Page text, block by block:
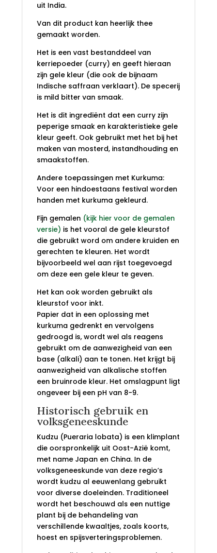
uit India.
Van dit product kan heerlijk thee
gemaakt worden.
Het is een vast bestanddeel van
kerriepoeder (curry) en geeft hieraan
zijn gele kleur (die ook de bijnaam
Indische saffraan verklaart). De specerij
is mild bitter van smaak.
Het is dit ingrediënt dat een curry zijn
peperige smaak en karakteristieke gele
kleur geeft. Ook gebruikt met het bij het
maken van mosterd, instandhouding en
smaakstoffen.
Andere toepassingen met Kurkuma:
Voor een hindoestaans festival worden
handen met kurkuma gekleurd.
Fijn gemalen (kijk hier voor de gemalen
versie) is het vooral de gele kleurstof
die gebruikt word om andere kruiden en
gerechten te kleuren. Het wordt
bijvoorbeeld wel aan rijst toegevoegd
om deze een gele kleur te geven.
Het kan ook worden gebruikt als
kleurstof voor inkt.
Papier dat in een oplossing met
kurkuma gedrenkt en vervolgens
gedroogd is, wordt wel als reagens
gebruikt om de aanwezigheid van een
base (alkali) aan te tonen. Het krijgt bij
aanwezigheid van alkalische stoffen
een bruinrode kleur. Het omslagpunt ligt
ongeveer bij een pH van 8-9.
Historisch gebruik en
volksgeneeskunde
Kudzu (Pueraria lobata) is een klimplant
die oorspronkelijk uit Oost-Azië komt,
met name Japan en China. In de
volksgeneeskunde van deze regio’s
wordt kudzu al eeuwenlang gebruikt
voor diverse doeleinden. Traditioneel
wordt het beschouwd als een nuttige
plant bij de behandeling van
verschillende kwaaltjes, zoals koorts,
hoest en spijsverteringsproblemen.